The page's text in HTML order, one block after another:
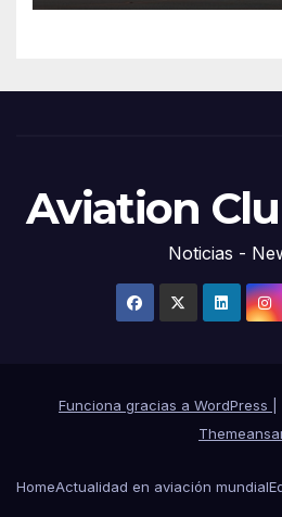
Aviation
Noticias -
Funciona gracias a WordPress
HomeActualidad en aviación mundial